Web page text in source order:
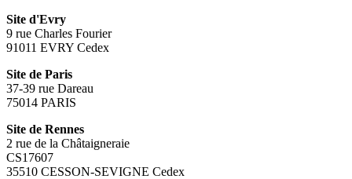
Site d'Evry
9 rue Charles Fourier
91011 EVRY Cedex
Site de Paris
37-39 rue Dareau
75014 PARIS
Site de Rennes
2 rue de la Châtaigneraie
CS17607
35510 CESSON-SEVIGNE Cedex